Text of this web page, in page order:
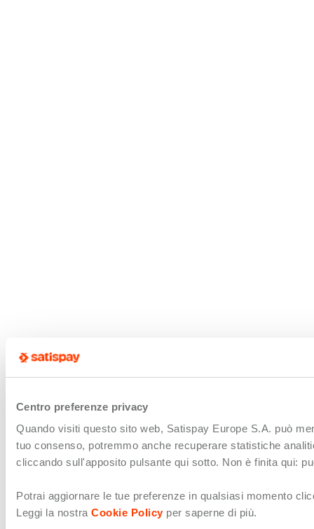
Centro preferenze privacy
Quando visiti questo sito web, Satispay Europe S.A. può
tuo consenso, potremmo anche recuperare statistiche
cliccando sull'apposito pulsante qui sotto. Non è finita qui:
Potrai aggiornare le tue preferenze in qualsiasi momento
Leggi la nostra Cookie Policyper saperne di più.